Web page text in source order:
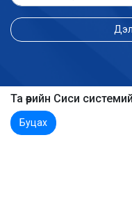
Та өөрийн Сиси
Буцах